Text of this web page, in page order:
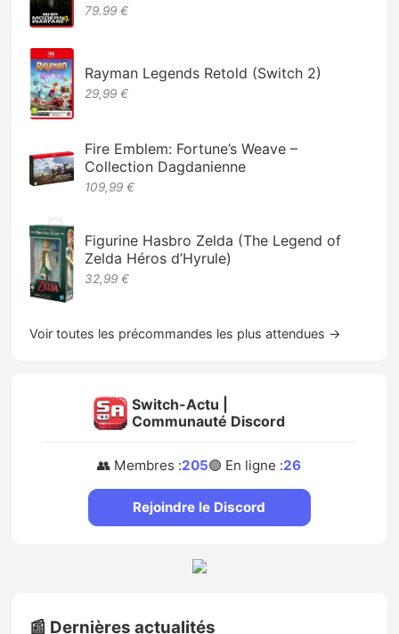
79.99 €
Rayman Legends Retold (Switch 2)
29,99 €
Fire Emblem: Fortune’s Weave –
Collection Dagdanienne
109,99 €
Figurine Hasbro Zelda (The Legend of
Zelda Héros d’Hyrule)
32,99 €
Voir toutes les précommandes les plus attendues →
Switch-Actu |
Communauté Discord
👥 Membres :205🟢 En ligne :26
Rejoindre le Discord
📰 Dernières actualités